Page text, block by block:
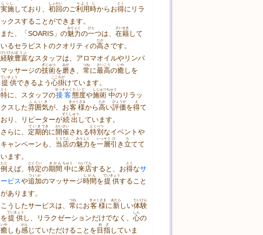
実施
じっし
しており、 初回
しょかい
のご利用
りよう
時
じ
からお得
とく
にリラ
ックスすることができます。
また、「SOARIS」の魅力
みりょく
の一
ひと
つは、 在籍
ざいせき
して
いるセラピストのクオリティの高
たか
さです。
経験
けいけん
豊富
ほうふ
なスタッフは、アロマオイルやリンパ
マッサージの技術
ぎじゅつ
を磨
みが
き、 常
つね
に最高
さいこう
の癒
いや
しを
提供
ていきょう
できるよう心掛
こころが
けています。
特
とく
に、スタッフの接客
せっきゃく
態度
たいど
や施術
しじゅつ
中
ちゅう
のリラッ
クスした雰囲気
ふんいき
が、お客様
きゃくさま
から高
たか
い評価
ひょうか
を得
え
て
おり、リピーターが続出
ぞくしゅつ
しています。
さらに、 定期
ていき
的
てき
に開催
かいさい
される特別
とくべつ
なイベントや
キャンペーンも、 当店
とうてん
の魅力
みりょく
を一層
いっそう
引
ひ
き 立
た
てて
います。
例
たと
えば、 特定
とくてい
の期間
きかん
中
ちゅう
に来店
らいてん
すると、お得
とく
なサ
ービスや追加
ついか
のマッサージ時間
じかん
を提供
ていきょう
すること
があります。
こうしたサービスは、 常
つね
にお客様
きゃくさま
に新
あたら
しい体験
たいけん
を提供
ていきょう
し、リラクゼーションだけでなく、 心
しん
の
癒
いや
しも感
かん
じていただけることを目指
めざ
していま